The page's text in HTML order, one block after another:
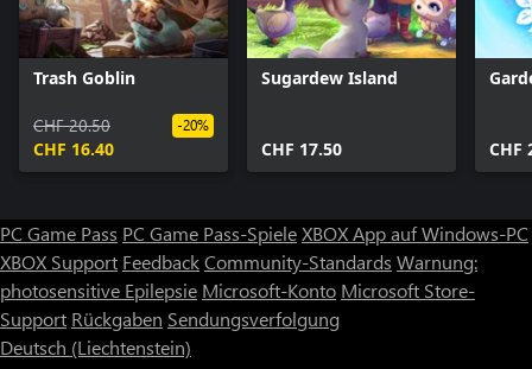
Trash Goblin
CHF 20.50
CHF 16.40
-20%
Sugardew Island
CHF 17.50 CHF
PC Game Pass PC Game Pass-SpieleXBOX App auf Windows-PC
XBOX Support FeedbackCommunity-Standards Warnung:
photosensitive Epilepsie Microsoft-Konto Microsoft Store-
Support Rückgaben Sendungsverfolgung
Deutsch (Liechtenstein)